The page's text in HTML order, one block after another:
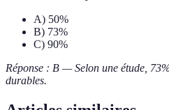
A) 50%
B) 73%
C) 90%
Réponse : B — Selon une étude,
durables.